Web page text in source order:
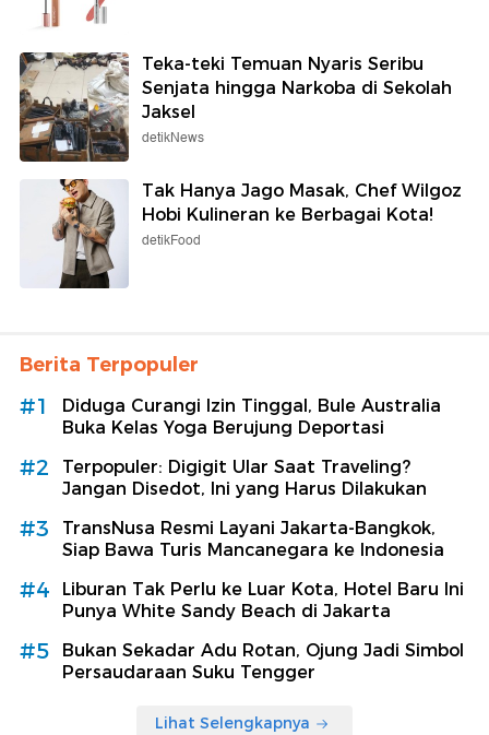
Teka-teki Temuan Nyaris Seribu
Senjata hingga Narkoba di Sekolah
Jaksel
detikNews
Tak Hanya Jago Masak, Chef Wilgoz
Hobi Kulineran ke Berbagai Kota!
detikFood
Berita Terpopuler
#1
Diduga Curangi Izin Tinggal, Bule Australia
Buka Kelas Yoga Berujung Deportasi
#2
Terpopuler: Digigit Ular Saat Traveling?
Jangan Disedot, Ini yang Harus Dilakukan
#3
TransNusa Resmi Layani Jakarta-Bangkok,
Siap Bawa Turis Mancanegara ke Indonesia
#4
Liburan Tak Perlu ke Luar Kota, Hotel Baru Ini
Punya White Sandy Beach di Jakarta
#5
Bukan Sekadar Adu Rotan, Ojung Jadi Simbol
Persaudaraan Suku Tengger
Lihat Selengkapnya